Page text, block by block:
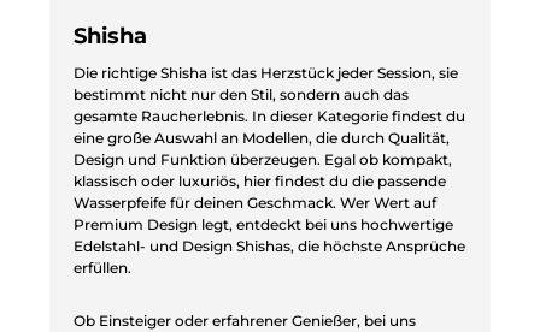
Shisha
Die richtige Shisha ist das Herzstück jeder Session, sie
bestimmt nicht nur den Stil, sondern auch das
gesamte Raucherlebnis. In dieser Kategorie findest du
eine große Auswahl an Modellen, die durch Qualität,
Design und Funktion überzeugen. Egal ob kompakt,
klassisch oder luxuriös, hier findest du die passende
Wasserpfeife für deinen Geschmack. Wer Wert auf
Premium Design legt, entdeckt bei uns hochwertige
Edelstahl- und Design Shishas, die höchste Ansprüche
erfüllen.
Ob Einsteiger oder erfahrener Genießer, bei uns